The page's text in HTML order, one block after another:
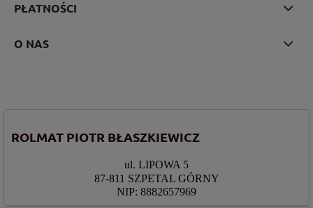
PŁATNOŚCI
O NAS
ROLMAT PIOTR BŁASZKIEWICZ
ul. LIPOWA 5
87-811 SZPETAL GÓRNY
NIP: 8882657969